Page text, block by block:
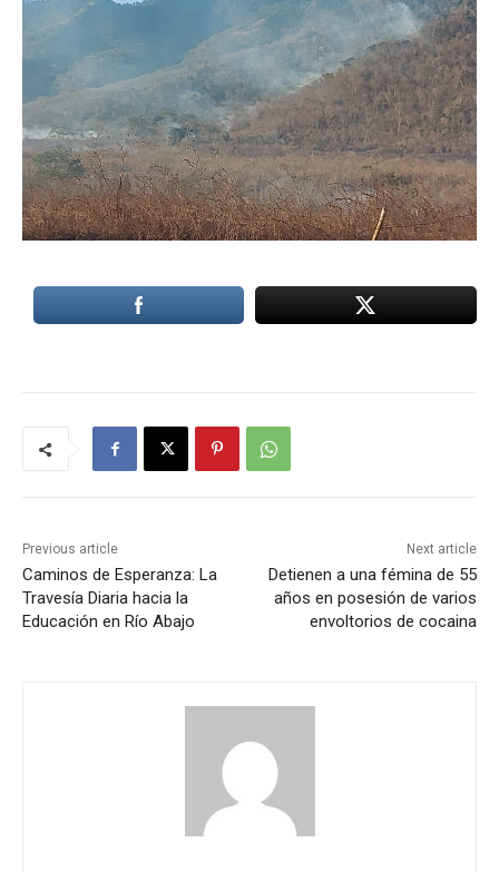
Previous article
Caminos de Esperanza: La
Travesía Diaria hacia la
Educación en Río Abajo
Next article
Detienen a una fémina de 55
años en posesión de varios
envoltorios de cocaina